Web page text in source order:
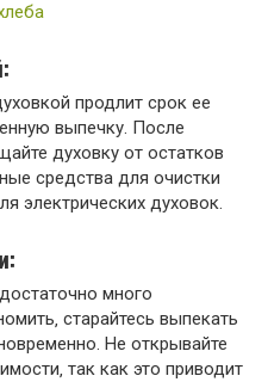
продлит срок ее
выпечку. После
духовку от остатков
средства для очистки
электрических духовок.
много
старайтесь выпекать
Не открывайте
так как это приводит